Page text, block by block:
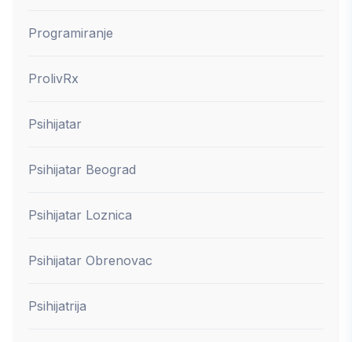
Programiranje
ProlivRx
Psihijatar
Psihijatar Beograd
Psihijatar Loznica
Psihijatar Obrenovac
Psihijatrija